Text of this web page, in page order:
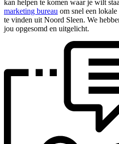
kan helpen te komen waar je wilt
marketing bureau om snel een
te vinden uit Noord Sleen. We
jou opgesomd en uitgelicht.